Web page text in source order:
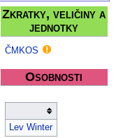
Zkratky, veličiny a
jednotky
ČMKOS
Osobnosti
Lev Winter